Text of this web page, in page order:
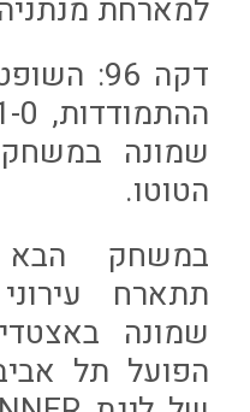
למארחת
דקה 96:
שמונה
הטוטו.
תתארח
שמונה
הפועל תל